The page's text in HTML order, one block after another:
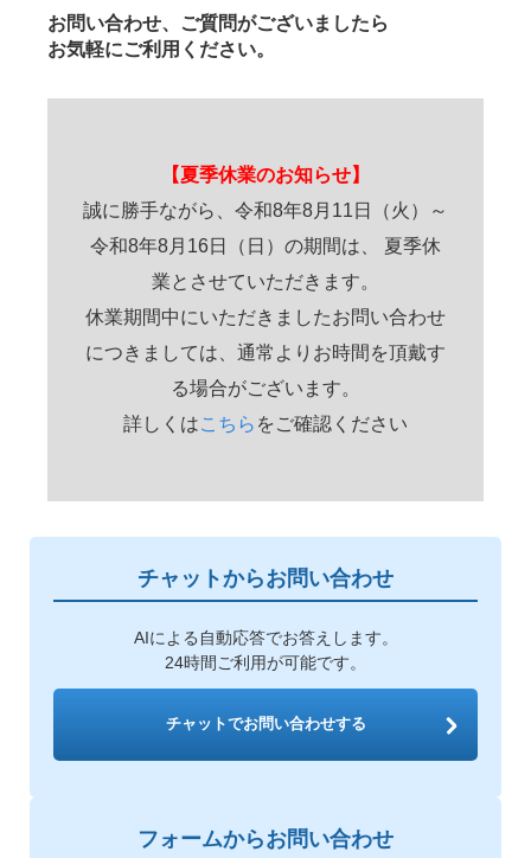
お問い合わせ、ご質問がございましたら
お気軽にご利用ください。
【夏季休業のお知らせ】
誠に勝手ながら、令和8年8月11日（火）～
令和8年8月16日（日）の期間は、 夏季休
業とさせていただきます。
休業期間中にいただきましたお問い合わせ
につきましては、通常よりお時間を頂戴す
る場合がございます。
詳しくはこちら をご確認ください
チャットからお問い合わせ
AIによる自動応答でお答えします。
24時間ご利用が可能です。
チャットでお問い合わせする
フォームからお問い合わせ